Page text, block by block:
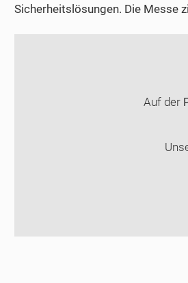
Sicherheitslösungen. Die Messe
Auf der